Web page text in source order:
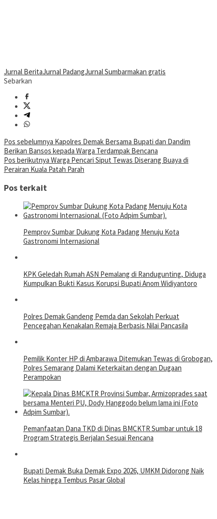
Jurnal BeritaJurnal PadangJurnal Sumbarmakan gratis
Sebarkan
Navigasi
pos
Pos sebelumnya Kapolres Demak Bersama Bupati dan Dandim
Berikan Bansos kepada Warga Terdampak Bencana
Pos berikutnya Warga Pencari Siput Tewas Diserang Buaya di
Perairan Kuala Patah Parah
Pos terkait
Pemprov Sumbar Dukung Kota Padang Menuju Kota
Gastronomi Internasional
KPK Geledah Rumah ASN Pemalang di Randugunting, Diduga
Kumpulkan Bukti Kasus Korupsi Bupati Anom Widiyantoro
Polres Demak Gandeng Pemda dan Sekolah Perkuat
Pencegahan Kenakalan Remaja Berbasis Nilai Pancasila
Pemilik Konter HP di Ambarawa Ditemukan Tewas di Grobogan,
Polres Semarang Dalami Keterkaitan dengan Dugaan
Perampokan
Pemanfaatan Dana TKD di Dinas BMCKTR Sumbar untuk 18
Program Strategis Berjalan Sesuai Rencana
Bupati Demak Buka Demak Expo 2026, UMKM Didorong Naik
Kelas hingga Tembus Pasar Global